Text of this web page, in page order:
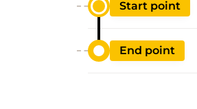
Start point
End point